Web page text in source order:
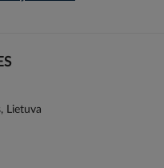
Lietuva